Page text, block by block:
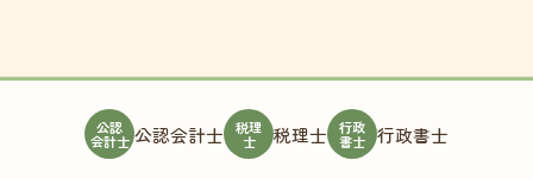
公認
会計士 公認会計士 税理
士 税理士 行政
書士 行政書士